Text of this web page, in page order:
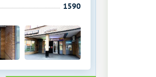
1590